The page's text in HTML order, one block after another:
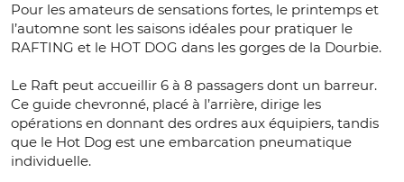
Pour les amateurs de sensations fortes, le printemps et
l’automne sont les saisons idéales pour pratiquer le
RAFTING et le HOT DOG dans les gorges de la Dourbie.
Le Raft peut accueillir 6 à 8 passagers dont un barreur.
Ce guide chevronné, placé à l’arrière, dirige les
opérations en donnant des ordres aux équipiers, tandis
que le Hot Dog est une embarcation pneumatique
individuelle.